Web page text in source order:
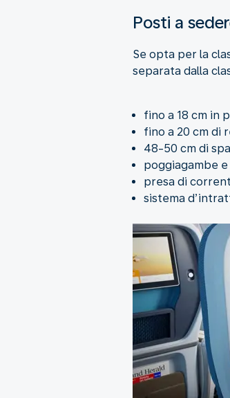
Posti a
Se opta per la
separata dalla
fino a 18 cm in
fino a 20 cm di
48-50 cm di
poggiagambe
presa di
sistema